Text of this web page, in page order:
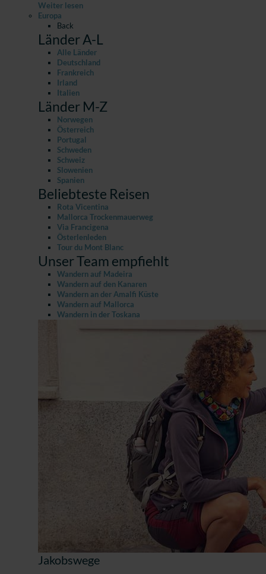
Weiter lesen
Europa
Back
Länder A-L
Alle Länder
Deutschland
Frankreich
Irland
Italien
Länder M-Z
Norwegen
Österreich
Portugal
Schweden
Schweiz
Slowenien
Spanien
Beliebteste Reisen
Rota Vicentina
Mallorca Trockenmauerweg
Via Francigena
Österlenleden
Tour du Mont Blanc
Unser Team empfiehlt
Wandern auf Madeira
Wandern auf den Kanaren
Wandern an der Amalfi Küste
Wandern auf Mallorca
Wandern in der Toskana
Jakobswege